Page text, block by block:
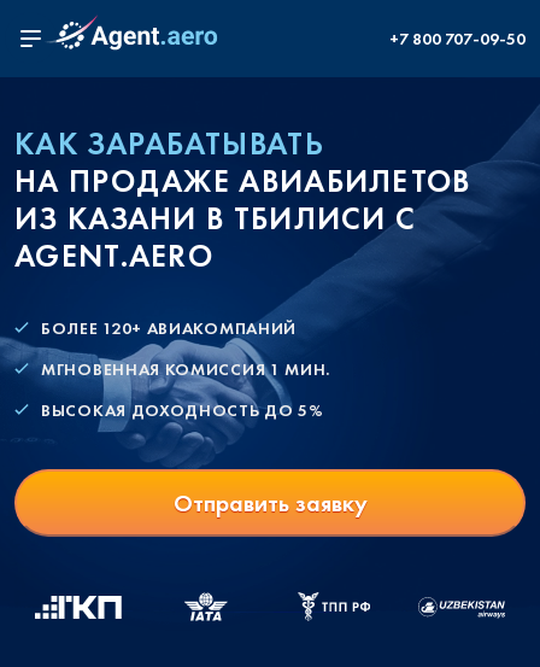
+7 800 707-09-50
КАК ЗАРАБАТЫВАТЬ
НА ПРОДАЖЕ АВИАБИЛЕТОВ
ИЗ КАЗАНИ В ТБИЛИСИ С
AGENT.AERO
БОЛЕЕ 120+ АВИАКОМПАНИЙ
МГНОВЕННАЯ КОМИССИЯ 1 МИН.
ВЫСОКАЯ ДОХОДНОСТЬ ДО 5%
Отправить заявку